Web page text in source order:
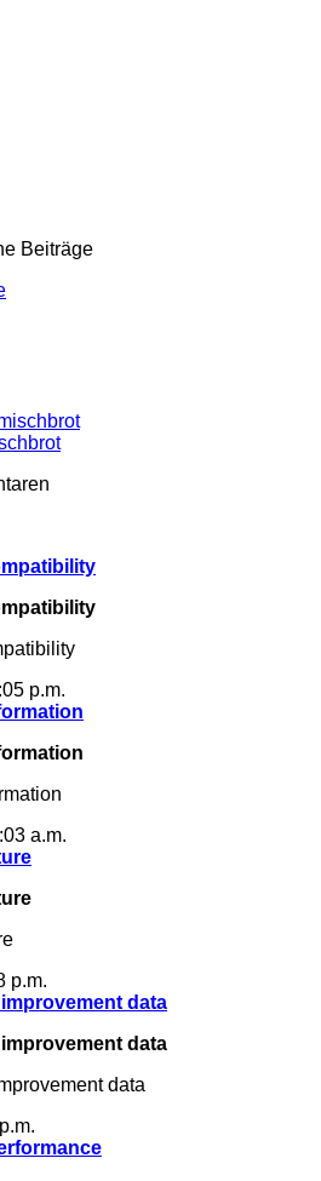
Beiträge
p.m.
a.m.
p.m.
data
data
data